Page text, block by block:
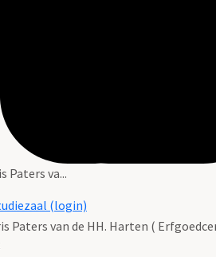
Paters va...
(login)
Paters van de HH. Harten (